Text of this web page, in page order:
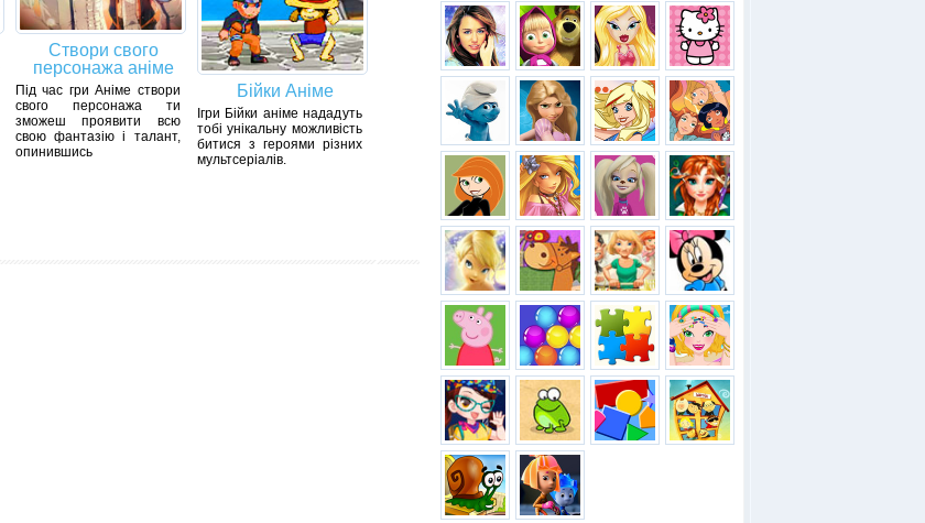
Створи свого
персонажа аніме
Під час гри Аніме створи
свого персонажа ти
зможеш проявити всю
свою фантазію і талант,
опинившись
Бійки Аніме
Ігри Бійки аніме нададуть
тобі унікальну можливість
битися з героями різних
мультсеріалів.